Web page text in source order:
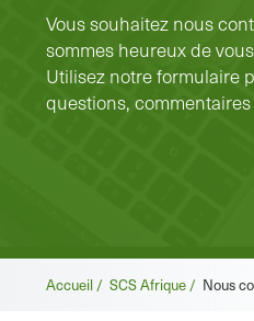
Vous souhaitez nous
sommes heureux de
Utilisez notre formulaire
questions,
Fil
Accueil / SCS Afrique / Nous